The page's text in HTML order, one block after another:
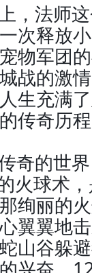
，法师
次释放
物军团
战的激
生充满
传奇历
奇的世
火球术
绚丽的
翼翼地
山谷躲